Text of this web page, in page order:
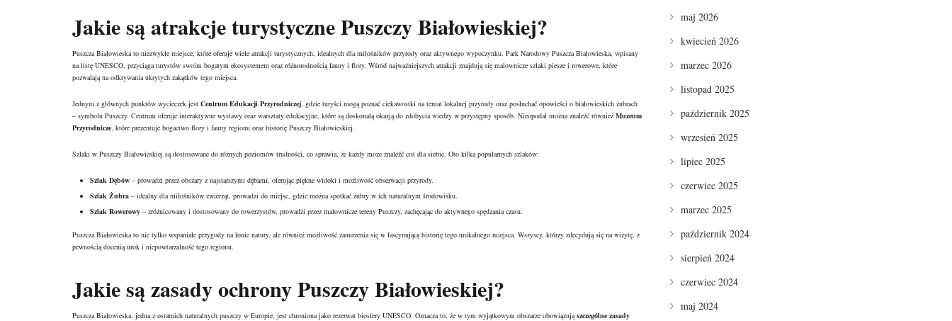
Jakie są atrakcje turystyczne Puszczy Białowieskiej?
Puszcza Białowieska to niezwykłe miejsce, które oferuje wiele atrakcji turystycznych, idealnych dla miłośników przyrody oraz aktywnego wypoczynku. Park Narodowy Puszcza Białowieska, wpisany
na listę UNESCO, przyciąga turystów swoim bogatym ekosystemem oraz różnorodnością fauny i flory. Wśród najważniejszych atrakcji znajdują się malownicze szlaki piesze i rowerowe, które
pozwalają na odkrywania ukrytych zakątków tego miejsca.
Jednym z głównych punktów wycieczek jest Centrum Edukacji Przyrodniczej , gdzie turyści mogą poznać ciekawostki na temat lokalnej przyrody oraz posłuchać opowieści o białowieskich żubrach
– symbolu Puszczy. Centrum oferuje interaktywne wystawy oraz warsztaty edukacyjne, które są doskonałą okazją do zdobycia wiedzy w przystępny sposób. Nieopodal można znaleźć również Muzeum
Przyrodnicze , które prezentuje bogactwo flory i fauny regionu oraz historię Puszczy Białowieskiej.
Szlaki w Puszczy Białowieskiej są dostosowane do różnych poziomów trudności, co sprawia, że każdy może znaleźć coś dla siebie. Oto kilka popularnych szlaków:
Szlak Dębów – prowadzi przez obszary z najstarszymi dębami, oferując piękne widoki i możliwość obserwacji przyrody.
Szlak Żubra – idealny dla miłośników zwierząt, prowadzi do miejsc, gdzie można spotkać żubry w ich naturalnym środowisku.
Szlak Rowerowy – zróżnicowany i dostosowany do rowerzystów, prowadzi przez malownicze tereny Puszczy, zachęcając do aktywnego spędzania czasu.
Puszcza Białowieska to nie tylko wspaniałe przygody na łonie natury, ale również możliwość zanurzenia się w fascynującą historię tego unikalnego miejsca. Wszyscy, którzy zdecydują się na wizytę, z
pewnością docenią urok i niepowtarzalność tego regionu.
Jakie są zasady ochrony Puszczy Białowieskiej?
Puszcza Białowieska, jedna z ostatnich naturalnych puszczy w Europie, jest chroniona jako rezerwat biosfery UNESCO. Oznacza to, że w tym wyjątkowym obszarze obowiązują szczególne zasady
maj 2026
kwiecień 2026
marzec 2026
listopad 2025
październik 2025
wrzesień 2025
lipiec 2025
czerwiec 2025
marzec 2025
październik 2024
sierpień 2024
czerwiec 2024
maj 2024